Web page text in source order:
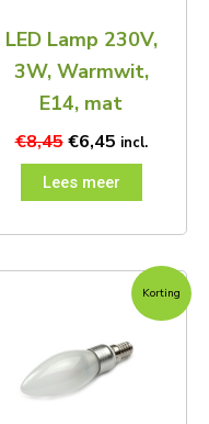
LED Lamp 230V,
3W, Warmwit,
E14, mat
€8,45 €6,45 incl.
Lees meer
Korting
Oorspronkelijke
€9,95.
Huidige
prijs
€6,45.